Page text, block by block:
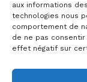
aux informations
technologies nous
comportement de
de ne pas
effet négatif sur